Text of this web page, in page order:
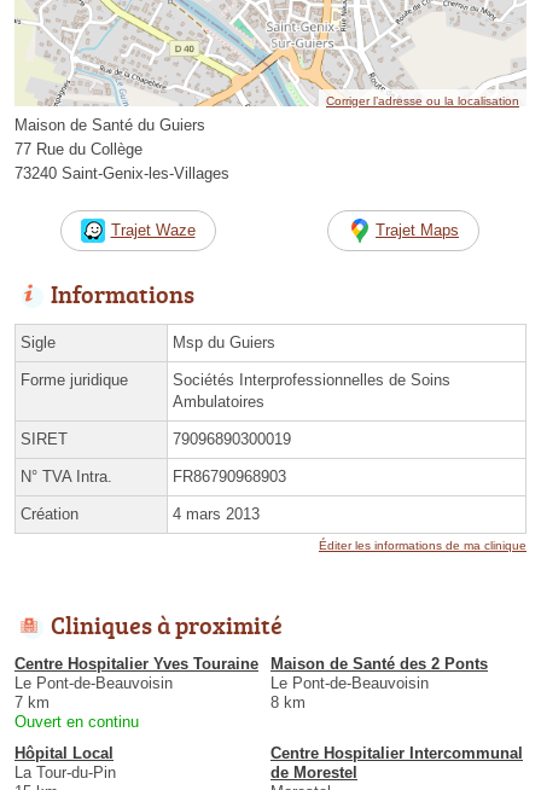
Corriger l’adresse ou la localisation
Maison de Santé du Guiers
77 Rue du Collège
73240 Saint-Genix-les-Villages
Trajet Waze Trajet Maps
Informations
Sigle Msp du Guiers
Forme juridique
Sociétés Interprofessionnelles de Soins
Ambulatoires
SIRET 79096890300019
N° TVA Intra. FR86790968903
Création 4 mars 2013
Éditer les informations de ma clinique
Cliniques à proximité
Centre Hospitalier Yves Touraine
Le Pont-de-Beauvoisin
7 km
Ouvert en continu
Maison de Santé des 2 Ponts
Le Pont-de-Beauvoisin
8 km
Hôpital Local
La Tour-du-Pin
Centre Hospitalier Intercommunal
de Morestel